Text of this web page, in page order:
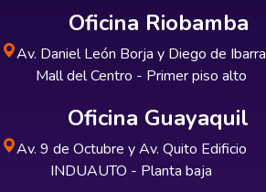
Oficina Riobamba
Av. Daniel León Borja y Diego de Ibarra
Mall del Centro - Primer piso alto
Oficina Guayaquil
Av. 9 de Octubre y Av. Quito Edificio
INDUAUTO - Planta baja